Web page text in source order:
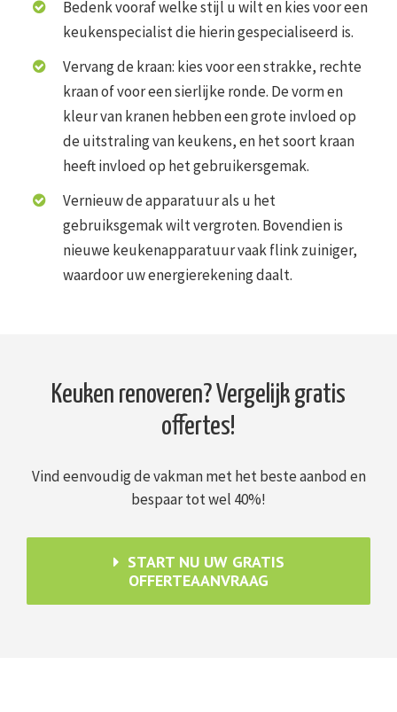
Bedenk vooraf welke stijl u wilt en kies voor een
keukenspecialist die hierin gespecialiseerd is.
Vervang de kraan: kies voor een strakke, rechte
kraan of voor een sierlijke ronde. De vorm en
kleur van kranen hebben een grote invloed op
de uitstraling van keukens, en het soort kraan
heeft invloed op het gebruikersgemak.
Vernieuw de apparatuur als u het
gebruiksgemak wilt vergroten. Bovendien is
nieuwe keukenapparatuur vaak flink zuiniger,
waardoor uw energierekening daalt.
Keuken renoveren? Vergelijk gratis
offertes!
Vind eenvoudig de vakman met het beste aanbod en
bespaar tot wel 40%!
START NU UW GRATIS
OFFERTEAANVRAAG